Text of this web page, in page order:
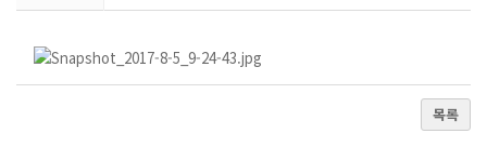
목록